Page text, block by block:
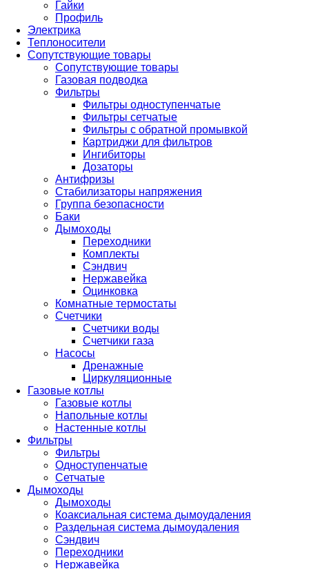
Гайки
Профиль
Электрика
Теплоносители
Сопутствующие товары
Сопутствующие товары
Газовая подводка
Фильтры
Фильтры одноступенчатые
Фильтры сетчатые
Фильтры с обратной промывкой
Картриджи для фильтров
Ингибиторы
Дозаторы
Антифризы
Стабилизаторы напряжения
Группа безопасности
Баки
Дымоходы
Переходники
Комплекты
Сэндвич
Нержавейка
Оцинковка
Комнатные термостаты
Счетчики
Счетчики воды
Счетчики газа
Насосы
Дренажные
Циркуляционные
Газовые котлы
Газовые котлы
Напольные котлы
Настенные котлы
Фильтры
Фильтры
Одноступенчатые
Сетчатые
Дымоходы
Дымоходы
Коаксиальная система дымоудаления
Раздельная система дымоудаления
Сэндвич
Переходники
Нержавейка